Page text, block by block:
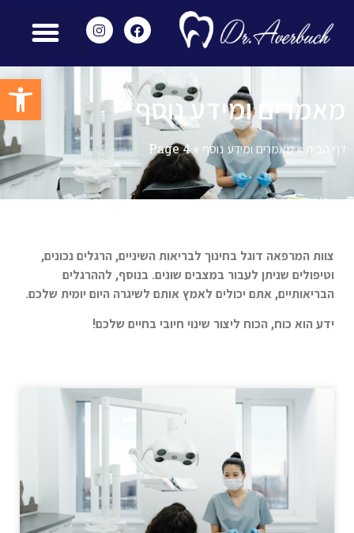
מאמרים ומידע נוסף
דף הבית »מאמרים ומידע נוסף »
Page 4
צוות המרפאה דוגל בחינוך לבריאות השיניים, הרגלים נכונים,
וטיפולים שניתן לעבור במצבים שונים. בנוסף, לההרגלים
הבריאותיים, אתם יכולים לאמץ אותם לשיגרה היום יומית שלכם.
ידע הוא כוח, הכוח ליצור שינוי חיובי בחיים שלכם!
פתח